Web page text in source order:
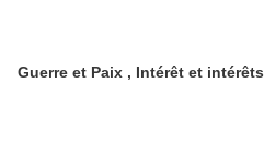
Guerre et Paix , Intérêt et intérêts